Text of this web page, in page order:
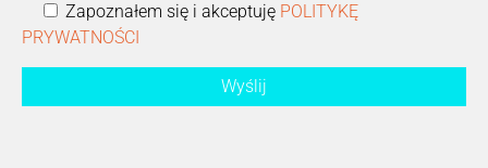
Zapoznałem się i akceptuję POLITYKĘ
PRYWATNOŚCI